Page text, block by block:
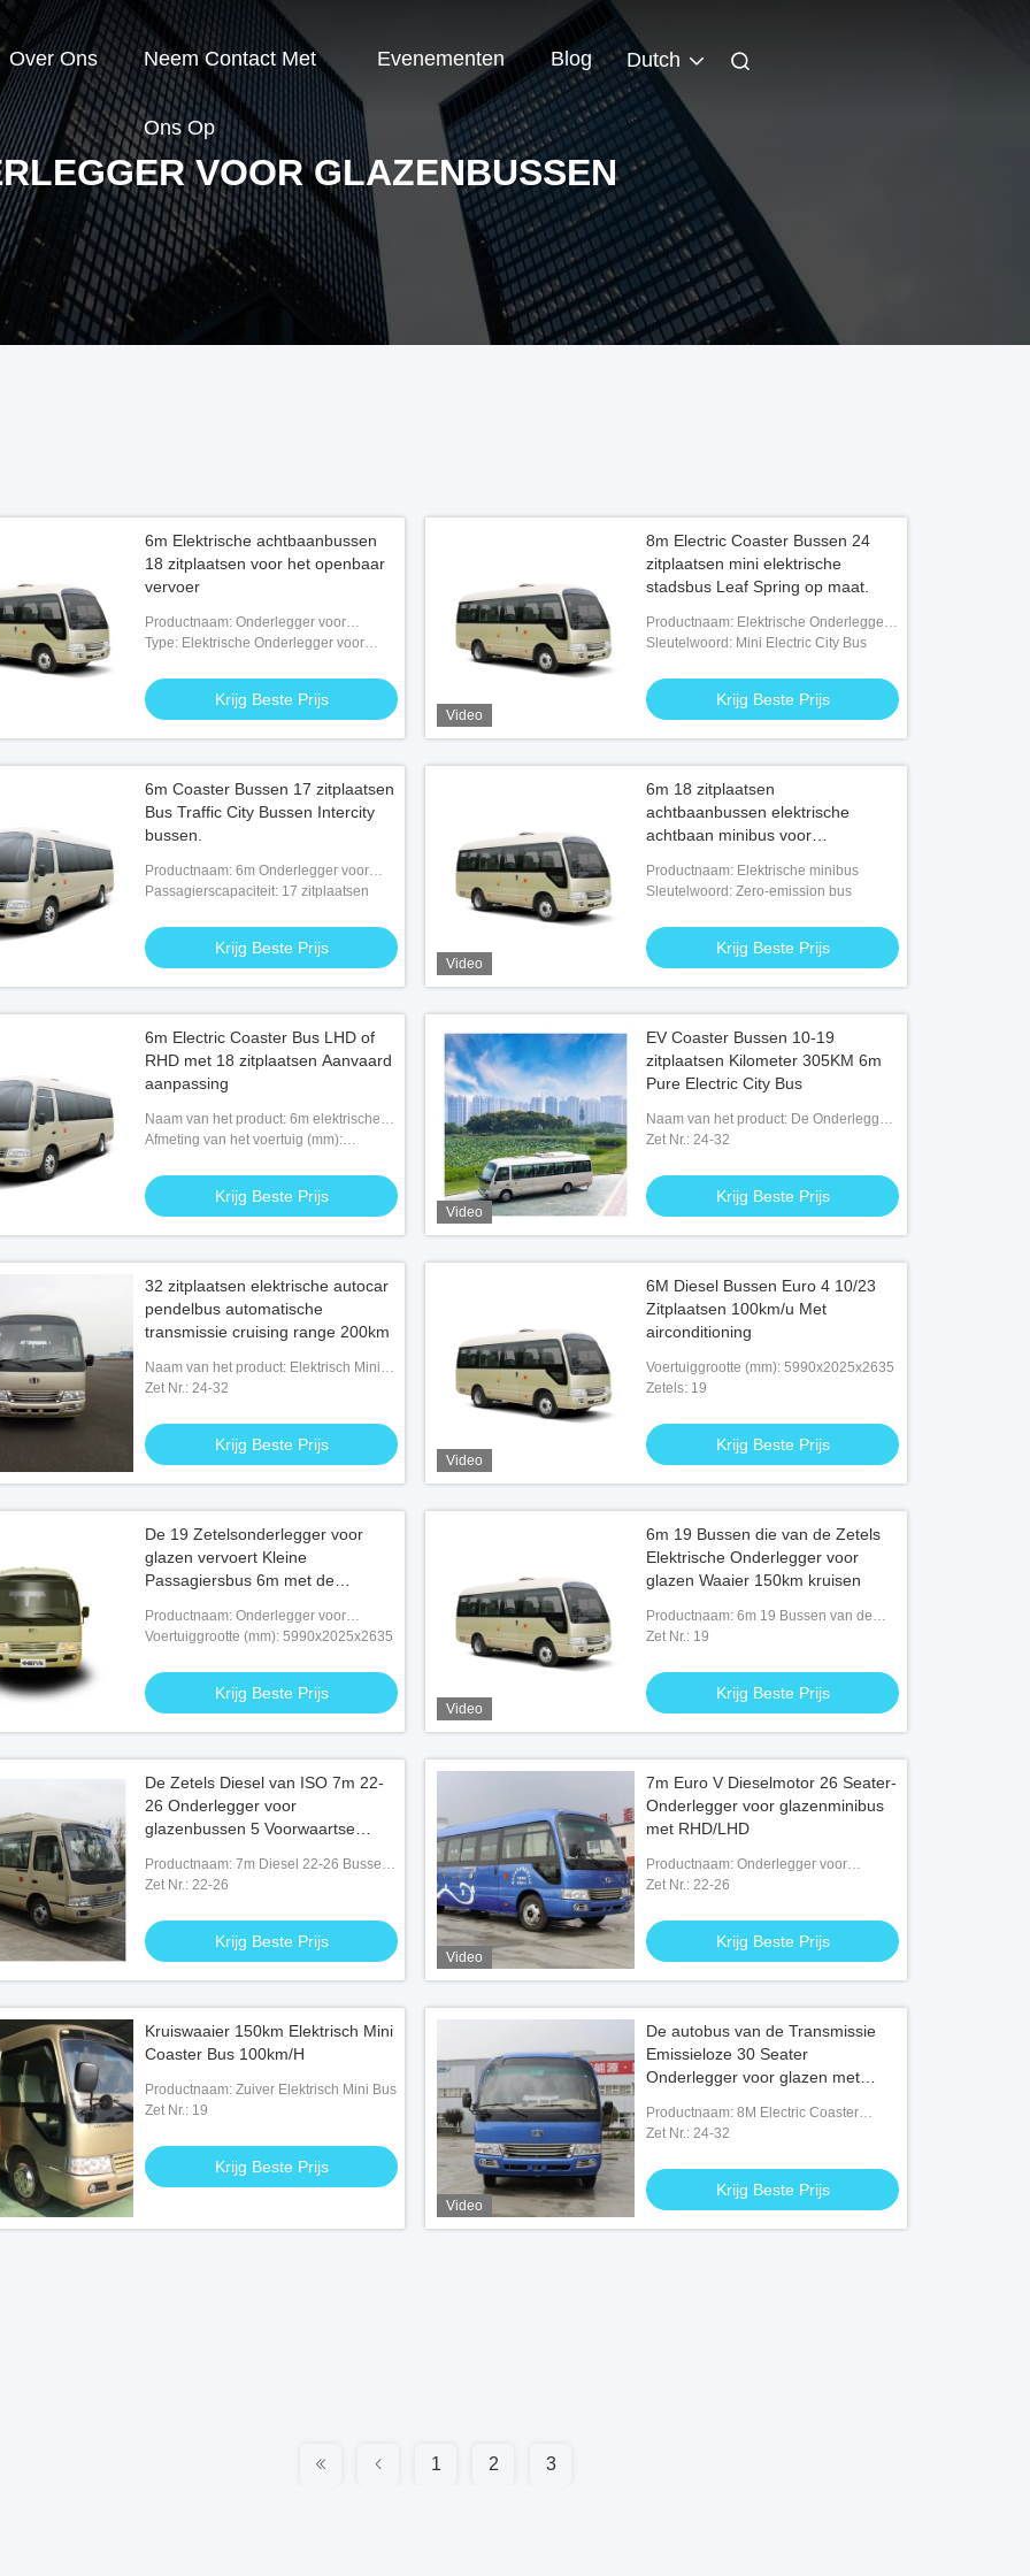
Over Ons Neem Contact Met
Ons Op
Evenementen Blog Dutch
VOOR GLAZENBUSSEN
elektrische
voor openbaar
Beste Prijs
6m Elektrische achtbaanbussen
18 zitplaatsen voor het openbaar
vervoer
Productnaam: Onderlegger voor
glazenbussen
Type: Elektrische Onderlegger voor
Krijg Beste Prijs
Video
8m Electric Coaster Bussen 24
zitplaatsen mini elektrische
stadsbus Leaf Spring op maat.
Productnaam: Elektrische Onderlegger
voor glazenbussen
Sleutelwoord: Mini Electric City Bus
Krijg Beste Prijs
6m Coaster Bussen 17 zitplaatsen
Bus Traffic City Bussen Intercity
bussen.
Productnaam: 6m Onderlegger voor
glazenbussen
Passagierscapaciteit: 17 zitplaatsen
Krijg Beste Prijs
Video
6m 18 zitplaatsen
achtbaanbussen elektrische
achtbaan minibus voor
Productnaam: Elektrische minibus
Sleutelwoord: Zero-emission bus
Krijg Beste Prijs
6m Electric Coaster Bus LHD of
RHD met 18 zitplaatsen Aanvaard
aanpassing
Naam van het product: 6m elektrische
achtbaanbus
Afmeting van het voertuig (mm):
Krijg Beste Prijs
Video
EV Coaster Bussen 10-19
zitplaatsen Kilometer 305KM 6m
Pure Electric City Bus
Naam van het product: De Onderlegger
voor glazenbus van de luxe Elektrische
Zet Nr.: 24-32
Krijg Beste Prijs
32 zitplaatsen elektrische autocar
pendelbus automatische
transmissie cruising range 200km
Naam van het product: Elektrisch Mini
Coaster Buses
Zet Nr.: 24-32
Krijg Beste Prijs
Video
6M Diesel Bussen Euro 4 10/23
Zitplaatsen 100km/u Met
airconditioning
Voertuiggrootte (mm): 5990x2025x2635
Zetels: 19
Krijg Beste Prijs
De 19 Zetelsonderlegger voor
glazen vervoert Kleine
Passagiersbus 6m met de
Luchtvoorwaarde per bus
Productnaam: Onderlegger voor
glazenbussen
Voertuiggrootte (mm): 5990x2025x2635
Krijg Beste Prijs
Video
6m 19 Bussen die van de Zetels
Elektrische Onderlegger voor
glazen Waaier 150km kruisen
Productnaam: 6m 19 Bussen van de
Zetels Elektrische Onderlegger voor
Zet Nr.: 19
Krijg Beste Prijs
De Zetels Diesel van ISO 7m 22-
26 Onderlegger voor
glazenbussen 5 Voorwaartse
Productnaam: 7m Diesel 22-26 Bussen
van de Zetelsonderlegger voor glazen
Zet Nr.: 22-26
Krijg Beste Prijs
Video
7m Euro V Dieselmotor 26 Seater-
Onderlegger voor glazenminibus
met RHD/LHD
Productnaam: Onderlegger voor
glazenminibus
Zet Nr.: 22-26
Krijg Beste Prijs
Kruiswaaier 150km Elektrisch Mini
Coaster Bus 100km/H
Productnaam: Zuiver Elektrisch Mini Bus
Zet Nr.: 19
Krijg Beste Prijs
Video
De autobus van de Transmissie
Emissieloze 30 Seater
Onderlegger voor glazen met
Productnaam: 8M Electric Coaster
Buses
Zet Nr.: 24-32
Krijg Beste Prijs
1 2 3